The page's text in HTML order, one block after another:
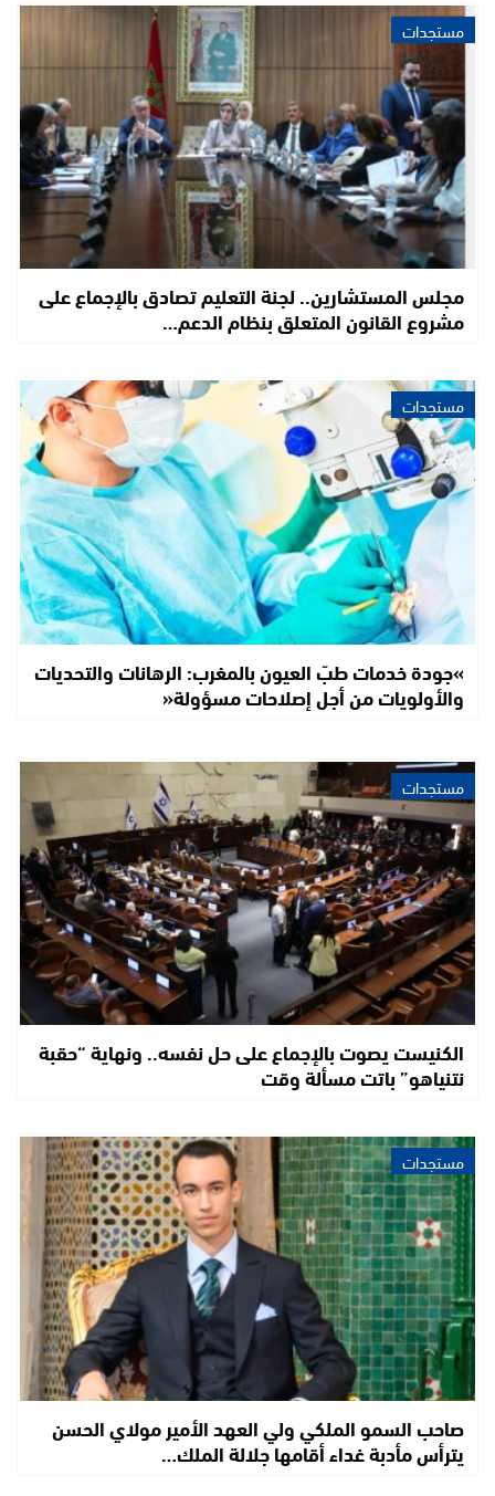
مستجدات
مجلس المستشارين.. لجنة التعليم تصادق بالإجماع على
مشروع القانون المتعلق بنظام الدعم…
مستجدات
»جودة خدمات طبّ العيون بالمغرب: الرهانات والتحديات
والأولويات من أجل إصلاحات مسؤولة«
مستجدات
الكنيست يصوت بالإجماع على حل نفسه.. ونهاية “حقبة
نتنياهو” باتت مسألة وقت
مستجدات
صاحب السمو الملكي ولي العهد الأمير مولاي الحسن
يترأس مأدبة غداء أقامها جلالة الملك…